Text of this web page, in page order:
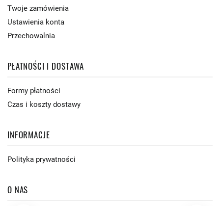
Twoje zamówienia
Ustawienia konta
Przechowalnia
PŁATNOŚCI I DOSTAWA
Formy płatności
Czas i koszty dostawy
INFORMACJE
Polityka prywatności
O NAS